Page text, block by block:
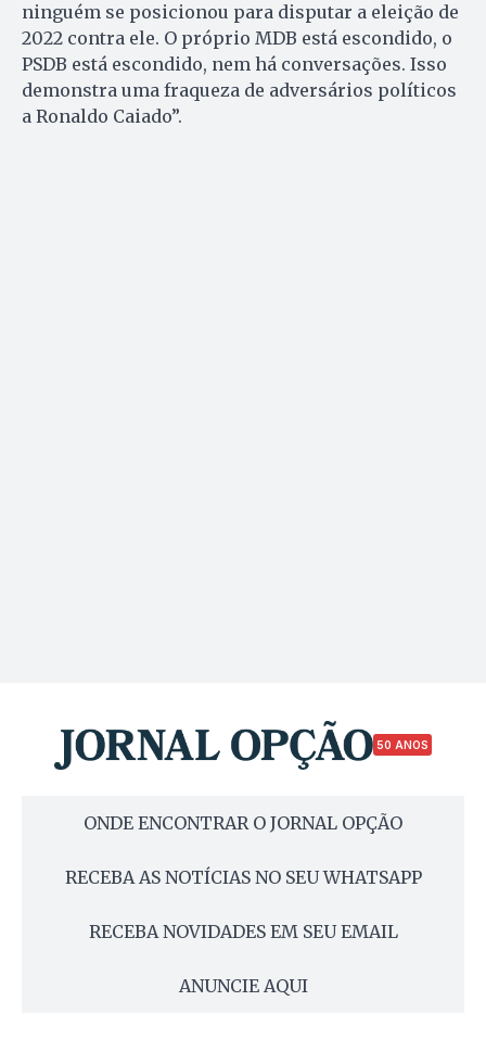
ninguém se posicionou para disputar a eleição de
2022 contra ele. O próprio MDB está escondido, o
PSDB está escondido, nem há conversações. Isso
demonstra uma fraqueza de adversários políticos
a Ronaldo Caiado”.
50 ANOS
ONDE ENCONTRAR O JORNAL OPÇÃO
RECEBA AS NOTÍCIAS NO SEU WHATSAPP
RECEBA NOVIDADES EM SEU EMAIL
ANUNCIE AQUI